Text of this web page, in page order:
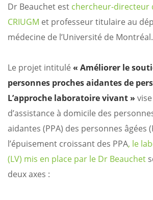
Dr Beauchet est chercheur-directeur
CRIUGM et professeur titulaire au
médecine de l’Université de Montréal.
Le projet intitulé « Améliorer le
personnes proches aidantes de
L’approche laboratoire vivant »
d’assistance à domicile des
aidantes (PPA) des personnes âgées
l’épuisement croissant des PPA, le
(LV) mis en place par le Dr Beauchet
deux axes :